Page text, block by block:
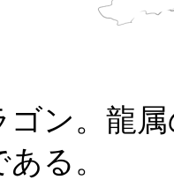
ン。龍
る。